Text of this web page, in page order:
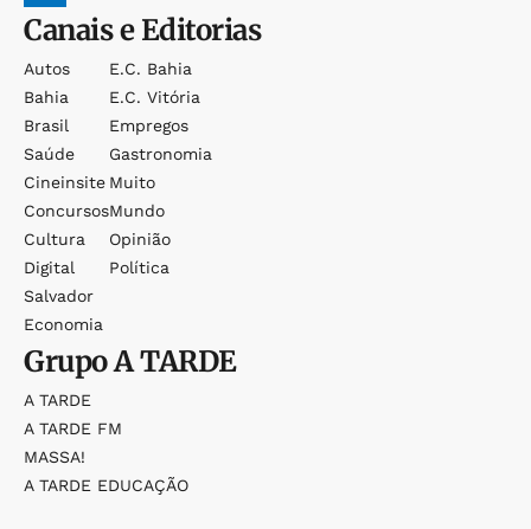
Canais e Editorias
Autos
Bahia
Brasil
Saúde
Cineinsite
Concursos
Cultura
Digital
Salvador
Economia
E.c. Bahia
E.c. Vitória
Empregos
Gastronomia
Muito
Mundo
Opinião
Política
GrupoA TARDE
A TARDE
A TARDE FM
MASSA!
A TARDE EDUCAÇÃO